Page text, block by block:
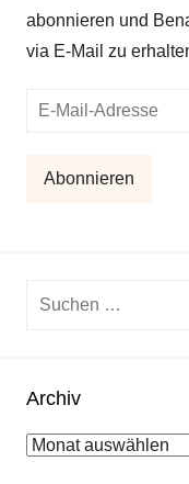
abonnieren und
via E-Mail zu
E-
Abonnieren
Suchen
Archiv
Archiv